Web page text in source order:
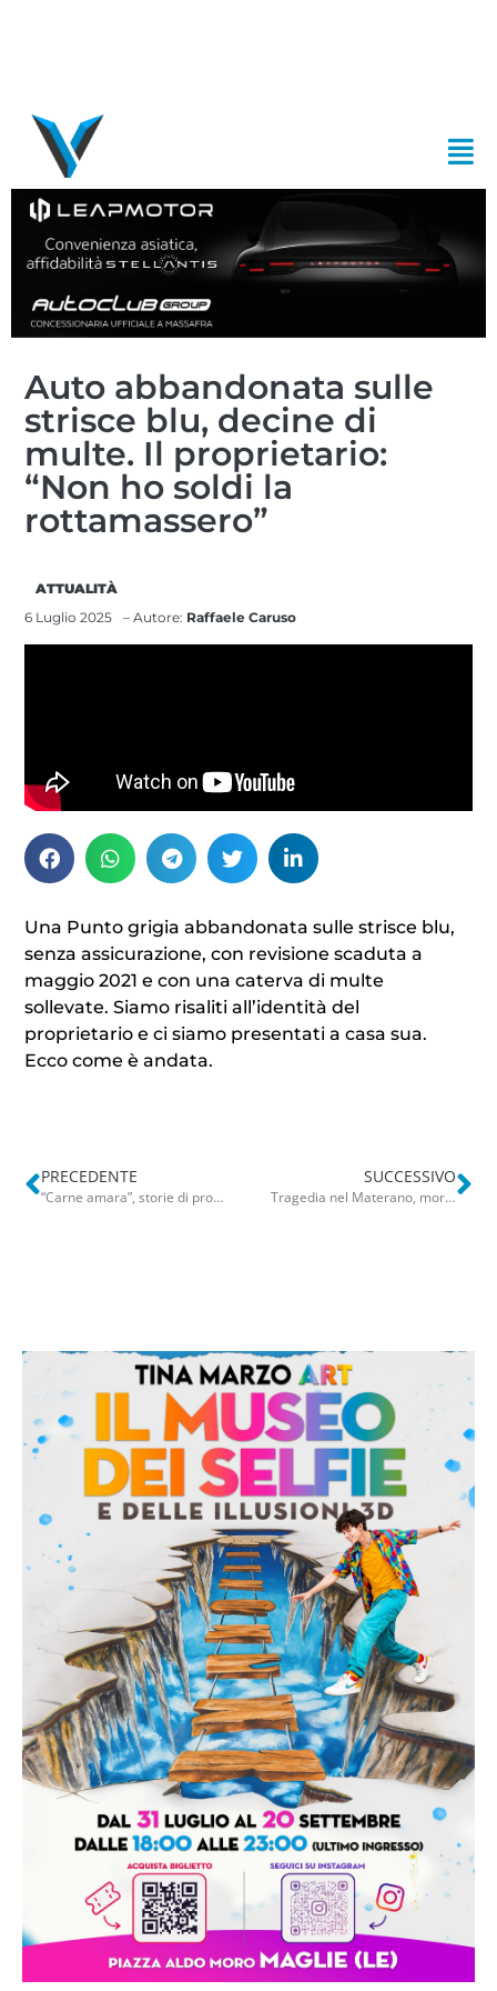
Auto abbandonata sulle
strisce blu, decine di
multe. Il proprietario:
“Non ho soldi la
rottamassero”
ATTUALITÀ
6 Luglio 2025
– Autore: Raffaele Caruso
Una Punto grigia abbandonata sulle strisce blu,
senza assicurazione, con revisione scaduta a
maggio 2021 e con una caterva di multe
sollevate. Siamo risaliti all’identità del
proprietario e ci siamo presentati a casa sua.
Ecco come è andata.
PRECEDENTE
“Carne amara”, storie di prostituzione. “Finto tonto” interrompe l’intervista: ai capi dà fastidio
SUCCESSIVO
Tragedia nel Materano, morti moglie e marito di 45 e 50 anni. Arrestato 22enne di Altamura: positivo all’alcol test